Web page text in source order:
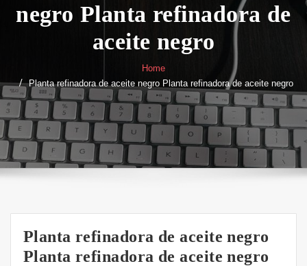
negro Planta refinadora de
aceite negro
Home
Planta refinadora de aceite negro Planta refinadora de aceite negro
Planta refinadora de aceite negro
Planta refinadora de aceite negro